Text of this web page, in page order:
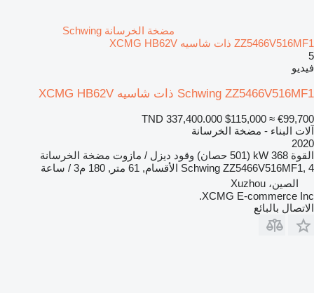
مضخة الخرسانة Schwing
ZZ5466V516MF1 ذات شاسيه XCMG HB62V
5
فيديو
Schwing ZZ5466V516MF1 ذات شاسيه XCMG HB62V
TND 337,400.000 $115,000 ≈ €99,700
آلات البناء - مضخة الخرسانة
2020
القوة 368 kW (501 حصان) وقود ديزل / مازوت مضخة الخرسانة
Schwing ZZ5466V516MF1, 4 الأقسام, 61 متر, 180 م3 / ساعة
الصين، Xuzhou
XCMG E-commerce Inc.
الاتصال بالبائع